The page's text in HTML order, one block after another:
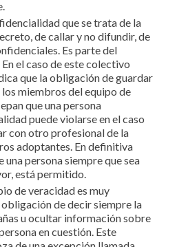
que se trata de la
de callar y no difundir, de
Es parte del
el caso de este colectivo
que la obligación de guardar
miembros del equipo de
que una persona
puede violarse en el caso
con otro profesional de la
adoptantes. En definitiva
persona siempre que sea
está permitido.
de veracidad es muy
de decir siempre la
u ocultar información sobre
en cuestión. Este